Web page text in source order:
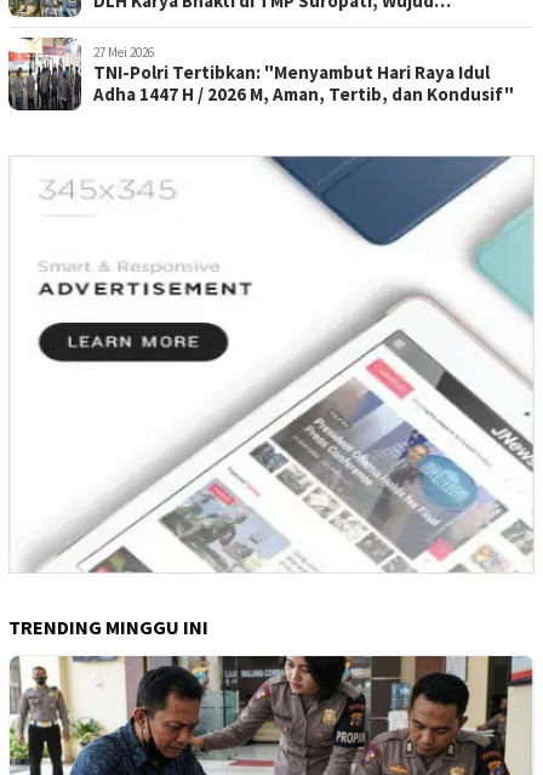
27 Mei 2026
TNI-Polri Tertibkan: "Menyambut Hari Raya Idul
Adha 1447 H / 2026 M, Aman, Tertib, dan Kondusif"
TRENDING MINGGU INI